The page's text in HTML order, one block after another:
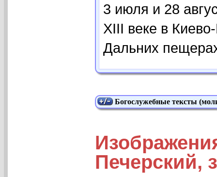
3 июля и 28
XIII веке в
Дальних
Богослужебные тексты
Печерский,